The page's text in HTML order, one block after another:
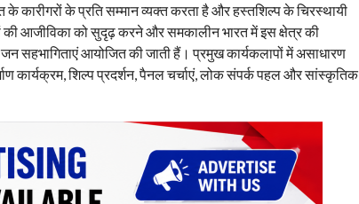
के कारीगरों के प्रति सम्मान व्यक्त करता है और हस्तशिल्प के चिरस्थायी
की आजीविका को सुदृढ़ करने और समकालीन भारत में इस क्षेत्र की
सहभागिताएं आयोजित की जाती हैं। प्रमुख कार्यकलापों में असाधारण
कार्यक्रम, शिल्प प्रदर्शन, पैनल चर्चाएं, लोक संपर्क पहल और सांस्कृतिक